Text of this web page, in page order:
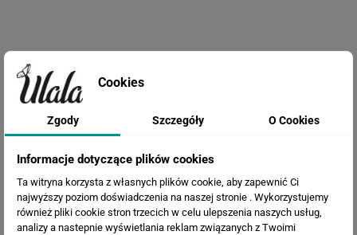
Cookies
Zgody Szczegóły O Cookies
Informacje dotyczące plików cookies
Ta witryna korzysta z własnych plików cookie, aby zapewnić Ci
najwyższy poziom doświadczenia na naszej stronie . Wykorzystujemy
również pliki cookie stron trzecich w celu ulepszenia naszych usług,
analizy a nastepnie wyświetlania reklam związanych z Twoimi